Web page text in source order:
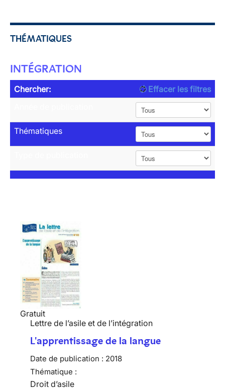
THÉMATIQUES
INTÉGRATION
Chercher:
Effacer les filtres
Thématiques
Gratuit
Lettre de l’asile et de l’intégration
L'apprentissage de la langue
Date de publication : 2018
Thématique :
Droit d’asile